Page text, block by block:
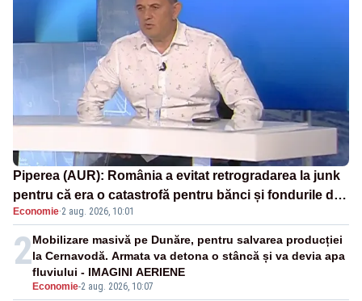
Piperea (AUR): România a evitat retrogradarea la junk
pentru că era o catastrofă pentru bănci și fondurile de
pensii
Economie·2 aug. 2026, 10:01
2
Economie-2 aug. 2026, 10:07
Mobilizare masivă pe Dunăre, pentru salvarea producției
la Cernavodă. Armata va detona o stâncă și va devia apa
fluviului - IMAGINI AERIENE